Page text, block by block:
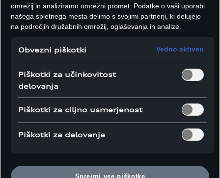
omrežij in analiziramo omrežni promet. Podatke o vaši uporabi
našega spletnega mesta delimo s svojimi partnerji, ki delujejo
na področjih družabnih omrežij, oglaševanja in analize.
Obvezni piškotki Vedno aktiven
Piškotki za učinkovitost
delovanja
Piškotki za ciljno usmerjenost
Piškotki za delovanje
Sprejmi vse piškotke